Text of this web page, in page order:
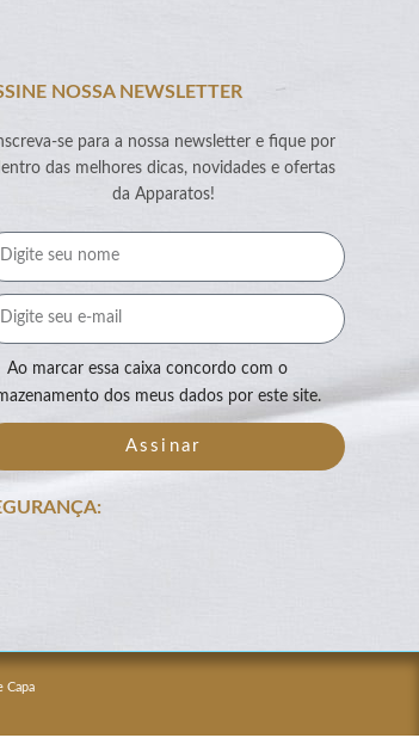
NOSSA NEWSLETTER
se para a nossa newsletter e fique por
das melhores dicas, novidades e ofertas
da Apparatos!
Ao marcar essa caixa concordo com o
dos meus dados por este site.
Assinar
Capa